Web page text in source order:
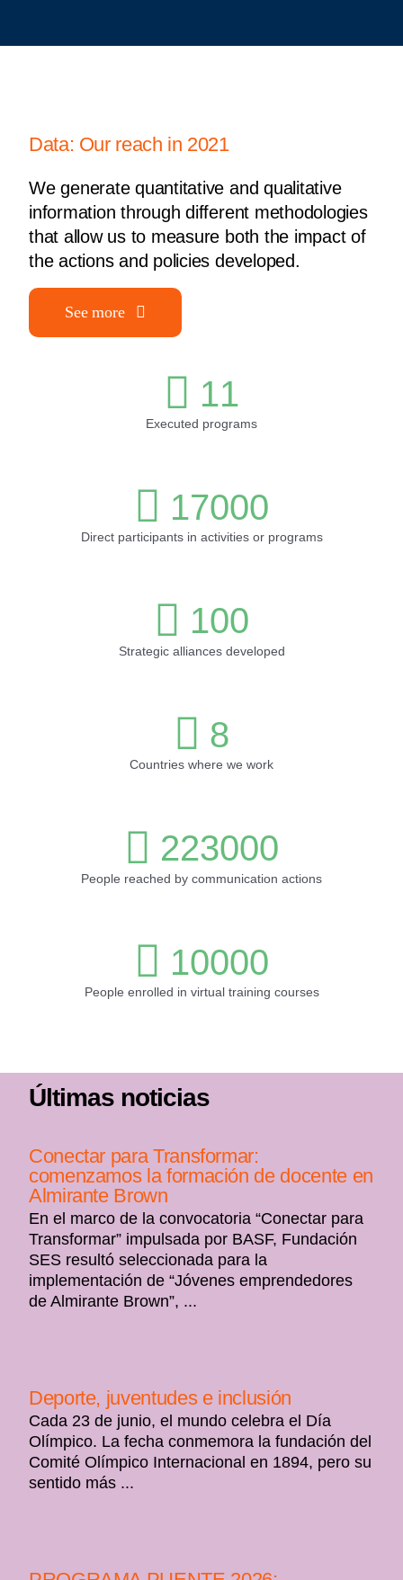
Data: Our reach in 2021
We generate quantitative and qualitative
information through different methodologies
that allow us to measure both the impact of
the actions and policies developed.
See more
11
Executed programs
17000
Direct participants in activities or programs
100
Strategic alliances developed
8
Countries where we work
223000
People reached by communication actions
10000
People enrolled in virtual training courses
Últimas noticias
Conectar para Transformar:
comenzamos la formación de docente en
Almirante Brown
En el marco de la convocatoria “Conectar para
Transformar” impulsada por BASF, Fundación
SES resultó seleccionada para la
implementación de “Jóvenes emprendedores
de Almirante Brown”, ...
Deporte, juventudes e inclusión
Cada 23 de junio, el mundo celebra el Día
Olímpico. La fecha conmemora la fundación del
Comité Olímpico Internacional en 1894, pero su
sentido más ...